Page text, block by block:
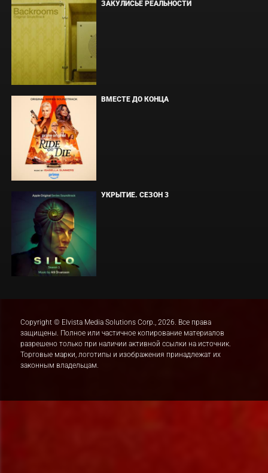
ЗАКУЛИСЬЕ РЕАЛЬНОСТИ
ВМЕСТЕ ДО КОНЦА
УКРЫТИЕ. СЕЗОН 3
Copyright © Elvista Media Solutions Corp., 2026. Все права
защищены. Полное или частичное копирование материалов
разрешено только при наличии активной ссылки на источник.
Торговые марки, логотипы и изображения принадлежат их
законным владельцам.